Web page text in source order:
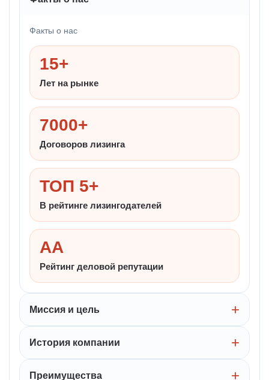
Факты о нас
15+
Лет на рынке
7000+
Договоров лизинга
ТОП 5+
В рейтинге лизингодателей
AA
Рейтинг деловой репутации
Миссия и цель
История компании
Преимущества